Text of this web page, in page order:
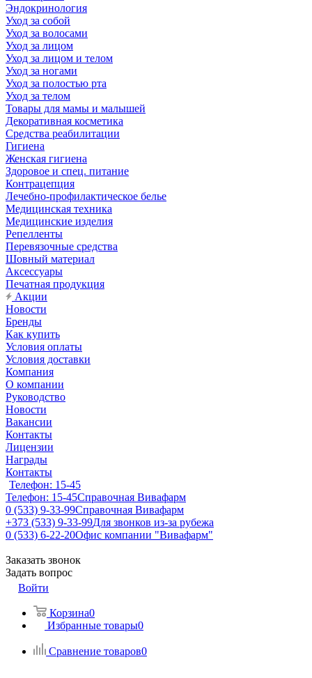
Эндокринология
Уход за собой
Уход за волосами
Уход за лицом
Уход за лицом и телом
Уход за ногами
Уход за полостью рта
Уход за телом
Товары для мамы и малышей
Декоративная косметика
Средства реабилитации
Гигиена
Женская гигиена
Здоровое и спец. питание
Контрацепция
Лечебно-профилактическое белье
Медицинская техника
Медицинские изделия
Репелленты
Перевязочные средства
Шовный материал
Аксессуары
Печатная продукция
Акции
Новости
Бренды
Как купить
Условия оплаты
Условия доставки
Компания
О компании
Руководство
Новости
Вакансии
Контакты
Лицензии
Награды
Контакты
Телефон: 15-45
Телефон: 15-45Справочная Вивафарм
0 (533) 9-33-99Справочная Вивафарм
+373 (533) 9-33-99Для звонков из-за рубежа
0 (533) 6-22-20Офис компании "Вивафарм"
Заказать звонок
Задать вопрос
Войти
Корзина0
Избранные товары0
Сравнение товаров0